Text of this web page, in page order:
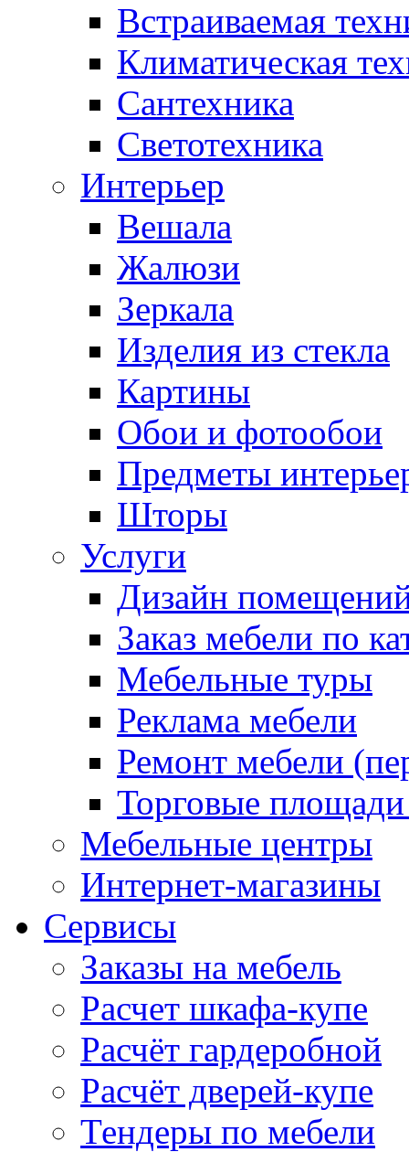
Встраиваемая
Климатическая
Сантехника
Светотехника
Интерьер
Вешала
Жалюзи
Зеркала
Изделия из стекла
Картины
Обои и фотообои
Предметы
Шторы
Услуги
Дизайн
Заказ мебели по
Мебельные туры
Реклама мебели
Ремонт мебели
Торговые
Мебельные центры
Интернет-магазины
Сервисы
Заказы на мебель
Расчет шкафа-купе
Расчёт гардеробной
Расчёт дверей-купе
Тендеры по мебели